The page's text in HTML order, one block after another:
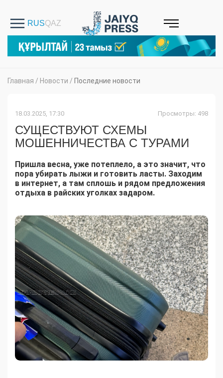
Главная / Новости / Последние новости
18.03.2025, 17:30 Просмотры: 498
СУЩЕСТВУЮТ СХЕМЫ
МОШЕННИЧЕСТВА С ТУРАМИ
Пришла весна, уже потеплело, а это значит, что
пора убирать лыжи и готовить ласты. Заходим
в интернет, а там сплошь и рядом предложения
отдыха в райских уголках задаром.